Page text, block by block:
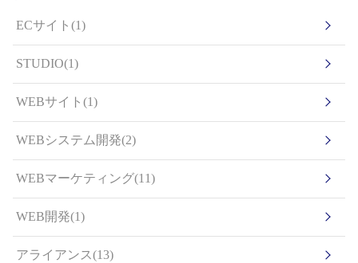
ECサイト(1)
STUDIO(1)
WEBサイト(1)
WEBシステム開発(2)
WEBマーケティング(11)
WEB開発(1)
アライアンス(13)